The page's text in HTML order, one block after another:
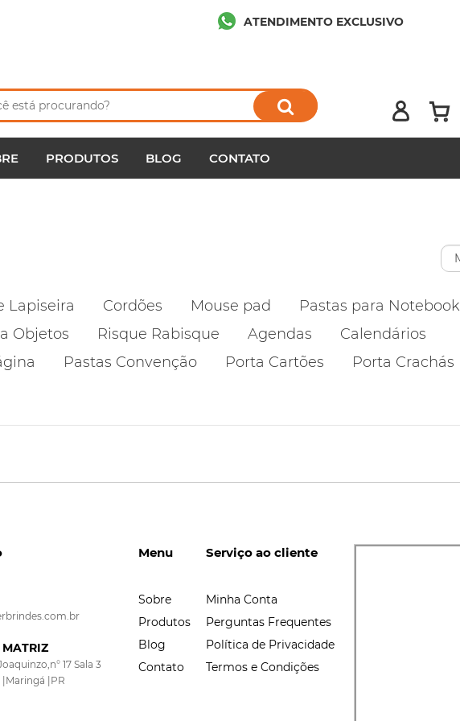
ATENDIMENTO EXCLUSIVO
PRODUTOS BLOG CONTATO
Lapiseira Cordões Mouse pad
Pastas para Notebook
Objetos Risque Rabisque Agendas
Calendários
Pastas Convenção Porta Cartões Porta Crachás
17 Sala 3
|PR
Menu
Sobre
Produtos
Blog
Contato
Serviço ao cliente
Minha Conta
Perguntas Frequentes
Política de Privacidade
Termos e Condições